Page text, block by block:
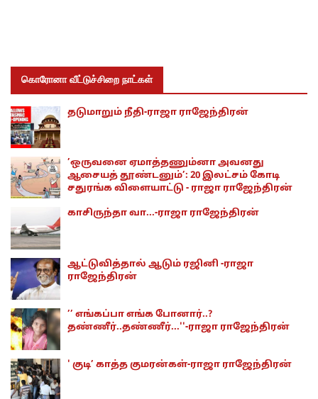
கொரோனா வீட்டுச்சிறை நாட்கள்
தடுமாறும் நீதி-ராஜா ராஜேந்திரன்
’ஒருவனை ஏமாத்தணும்னா அவனது
ஆசையத் தூண்டனும்’: 20 இலட்சம் கோடி
சதுரங்க விளையாட்டு - ராஜா ராஜேந்திரன்
காசிருந்தா வா...-ராஜா ராஜேந்திரன்
ஆட்டுவித்தால் ஆடும் ரஜினி -ராஜா
ராஜேந்திரன்
’’ எங்கப்பா எங்க போனார்..?
தண்ணீர்..தண்ணீர்...''-ராஜா ராஜேந்திரன்
' குடி’ காத்த குமரன்கள்-ராஜா ராஜேந்திரன்